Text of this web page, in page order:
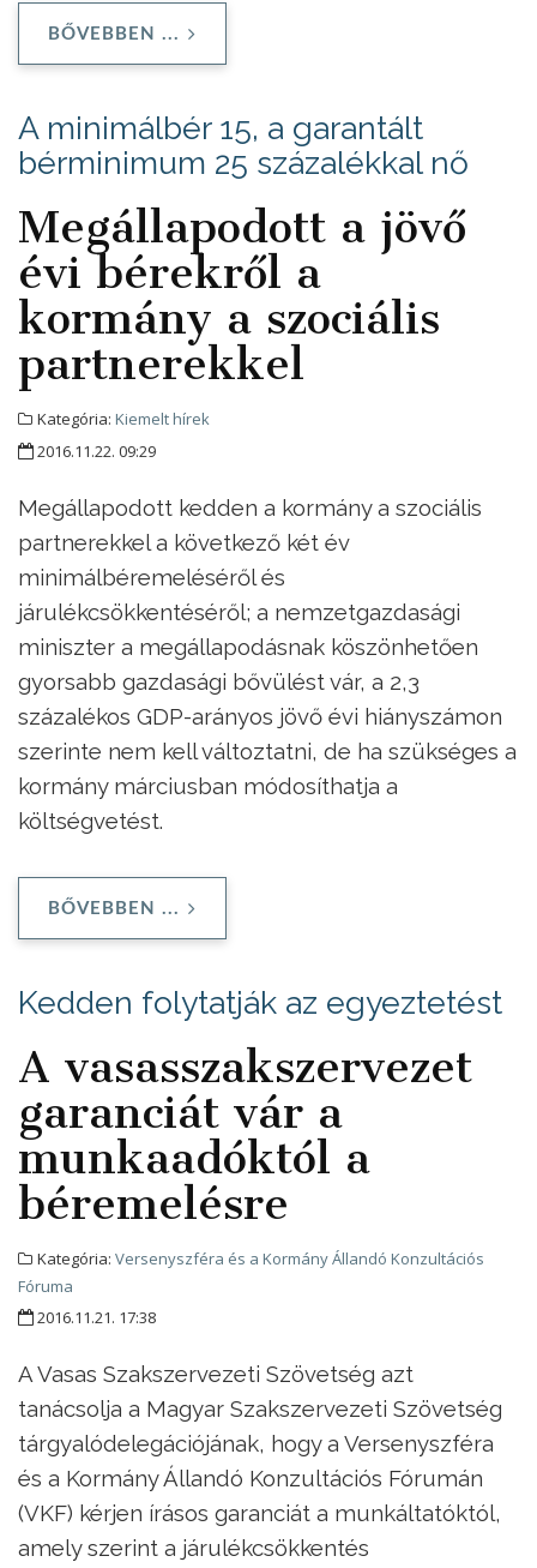
BŐVEBBEN ...
A minimálbér 15, a garantált
bérminimum 25 százalékkal nő
Megállapodott a jövő
évi bérekről a
kormány a szociális
partnerekkel
Kategória: Kiemelt hírek
2016.11.22. 09:29
Megállapodott kedden a kormány a szociális
partnerekkel a következő két év
minimálbéremeléséről és
járulékcsökkentéséről; a nemzetgazdasági
miniszter a megállapodásnak köszönhetően
gyorsabb gazdasági bővülést vár, a 2,3
százalékos GDP-arányos jövő évi hiányszámon
szerinte nem kell változtatni, de ha szükséges a
kormány márciusban módosíthatja a
költségvetést.
BŐVEBBEN ...
Kedden folytatják az egyeztetést
A vasasszakszervezet
garanciát vár a
munkaadóktól a
béremelésre
Kategória: Versenyszféra és a Kormány Állandó Konzultációs
Fóruma
2016.11.21. 17:38
A Vasas Szakszervezeti Szövetség azt
tanácsolja a Magyar Szakszervezeti Szövetség
tárgyalódelegációjának, hogy a Versenyszféra
és a Kormány Állandó Konzultációs Fórumán
(VKF) kérjen írásos garanciát a munkáltatóktól,
amely szerint a járulékcsökkentés